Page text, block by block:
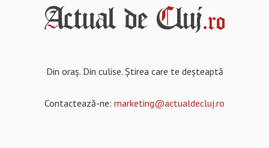
Din oraș. Din culise. Știrea care te deșteaptă
Contactează-ne: marketing@actualdecluj.ro